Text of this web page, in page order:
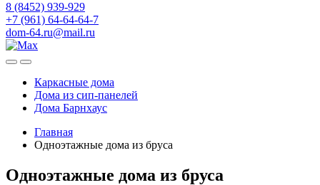
8 (8452) 939-929
+7 (961) 64-64-64-7
dom-64.ru@mail.ru
Каркасные дома
Дома из сип-панелей
Дома Барнхаус
Главная
Одноэтажные дома из бруса
Одноэтажные дома из бруса